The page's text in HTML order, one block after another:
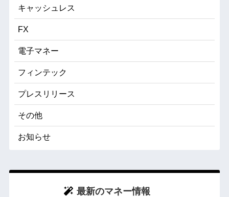
キャッシュレス
FX
電子マネー
フィンテック
プレスリリース
その他
お知らせ
最新のマネー情報